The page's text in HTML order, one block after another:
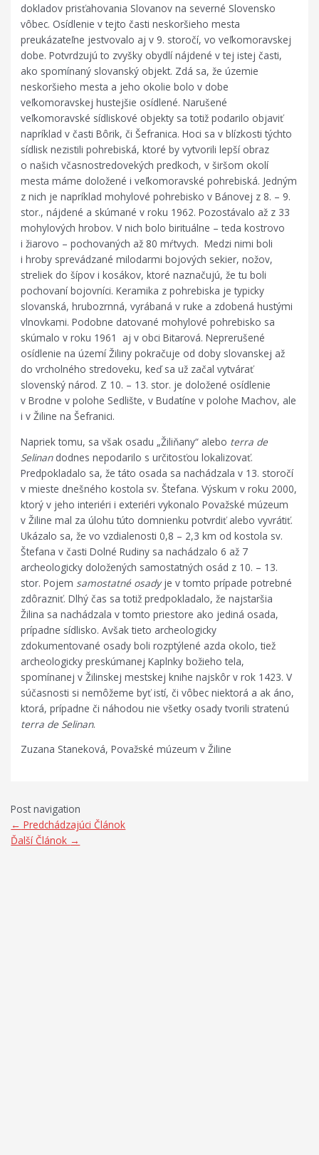
dokladov prisťahovania Slovanov na severné Slovensko
vôbec. Osídlenie v tejto časti neskoršieho mesta
preukázateľne jestvovalo aj v 9. storočí, vo veľkomoravskej
dobe. Potvrdzujú to zvyšky obydlí nájdené v tej istej časti,
ako spomínaný slovanský objekt. Zdá sa, že územie
neskoršieho mesta a jeho okolie bolo v dobe
veľkomoravskej hustejšie osídlené. Narušené
veľkomoravské sídliskové objekty sa totiž podarilo objaviť
napríklad v časti Bôrik, či Šefranica. Hoci sa v blízkosti týchto
sídlisk nezistili pohrebiská, ktoré by vytvorili lepší obraz
o našich včasnostredovekých predkoch, v širšom okolí
mesta máme doložené i veľkomoravské pohrebiská. Jedným
z nich je napríklad mohylové pohrebisko v Bánovej z 8. – 9.
stor., nájdené a skúmané v roku 1962. Pozostávalo až z 33
mohylových hrobov. V nich bolo birituálne – teda kostrovo
i žiarovo – pochovaných až 80 mŕtvych. Medzi nimi boli
i hroby sprevádzané milodarmi bojových sekier, nožov,
streliek do šípov i kosákov, ktoré naznačujú, že tu boli
pochovaní bojovníci. Keramika z pohrebiska je typicky
slovanská, hrubozrnná, vyrábaná v ruke a zdobená hustými
vlnovkami. Podobne datované mohylové pohrebisko sa
skúmalo v roku 1961 aj v obci Bitarová. Neprerušené
osídlenie na území Žiliny pokračuje od doby slovanskej až
do vrcholného stredoveku, keď sa už začal vytvárať
slovenský národ. Z 10. – 13. stor. je doložené osídlenie
v Brodne v polohe Sedlište, v Budatíne v polohe Machov, ale
i v Žiline na Šefranici.
Napriek tomu, sa však osadu „Žiliňany“ alebo terra de
Selinan dodnes nepodarilo s určitosťou lokalizovať.
Predpokladalo sa, že táto osada sa nachádzala v 13. storočí
v mieste dnešného kostola sv. Štefana. Výskum v roku 2000,
ktorý v jeho interiéri i exteriéri vykonalo Považské múzeum
v Žiline mal za úlohu túto domnienku potvrdiť alebo vyvrátiť.
Ukázalo sa, že vo vzdialenosti 0,8 – 2,3 km od kostola sv.
Štefana v časti Dolné Rudiny sa nachádzalo 6 až 7
archeologicky doložených samostatných osád z 10. – 13.
stor. Pojem samostatné osadyje v tomto prípade potrebné
zdôrazniť. Dlhý čas sa totiž predpokladalo, že najstaršia
Žilina sa nachádzala v tomto priestore ako jediná osada,
prípadne sídlisko. Avšak tieto archeologicky
zdokumentované osady boli rozptýlené azda okolo, tiež
archeologicky preskúmanej Kaplnky božieho tela,
spomínanej v Žilinskej mestskej knihe najskôr v rok 1423. V
súčasnosti si nemôžeme byť istí, či vôbec niektorá a ak áno,
ktorá, prípadne či náhodou nie všetky osady tvorili stratenú
terra de Selinan.
Zuzana Staneková, Považské múzeum v Žiline
Post navigation
← Predchádzajúci Článok
Ďalší Článok →